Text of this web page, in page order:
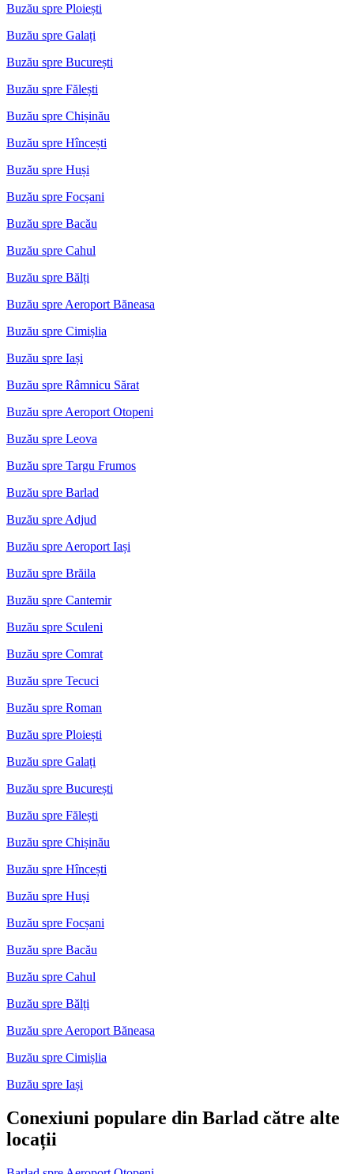
Buzău spre Ploiești
Buzău spre Galați
Buzău spre București
Buzău spre Fălești
Buzău spre Chișinău
Buzău spre Hîncești
Buzău spre Huși
Buzău spre Focșani
Buzău spre Bacău
Buzău spre Cahul
Buzău spre Bălți
Buzău spre Aeroport Băneasa
Buzău spre Cimișlia
Buzău spre Iași
Buzău spre Râmnicu Sărat
Buzău spre Aeroport Otopeni
Buzău spre Leova
Buzău spre Targu Frumos
Buzău spre Barlad
Buzău spre Adjud
Buzău spre Aeroport Iași
Buzău spre Brăila
Buzău spre Cantemir
Buzău spre Sculeni
Buzău spre Comrat
Buzău spre Tecuci
Buzău spre Roman
Buzău spre Ploiești
Buzău spre Galați
Buzău spre București
Buzău spre Fălești
Buzău spre Chișinău
Buzău spre Hîncești
Buzău spre Huși
Buzău spre Focșani
Buzău spre Bacău
Buzău spre Cahul
Buzău spre Bălți
Buzău spre Aeroport Băneasa
Buzău spre Cimișlia
Buzău spre Iași
Conexiuni populare din Barlad către alte
locații